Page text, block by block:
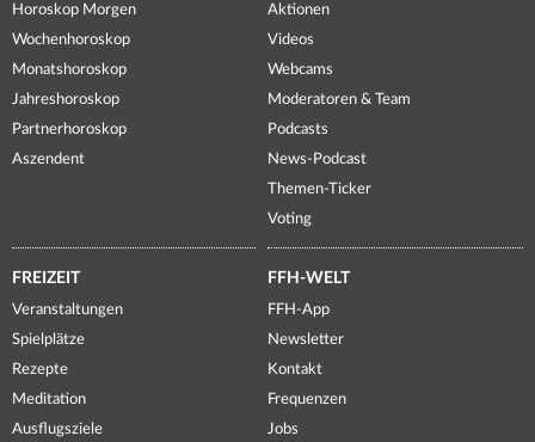
Horoskop Morgen
Wochenhoroskop
Monatshoroskop
Jahreshoroskop
Partnerhoroskop
Aszendent
Aktionen
Videos
Webcams
Moderatoren & Team
Podcasts
News-Podcast
Themen-Ticker
Voting
FREIZEIT
Veranstaltungen
Spielplätze
Rezepte
Meditation
Ausflugsziele
FFH-WELT
FFH-App
Newsletter
Kontakt
Frequenzen
Jobs